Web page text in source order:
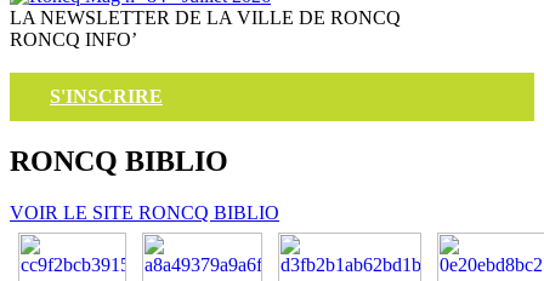
LA NEWSLETTER DE LA VILLE DE RONCQ
RONCQ INFO’
S'INSCRIRE
RONCQ BIBLIO
VOIR LE SITE RONCQ BIBLIO